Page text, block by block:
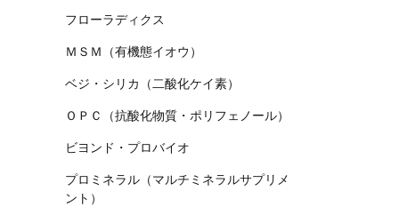
フローラディクス
ＭＳＭ（有機態イオウ）
ベジ・シリカ（二酸化ケイ素）
ＯＰＣ（抗酸化物質・ポリフェノール）
ビヨンド・プロバイオ
プロミネラル（マルチミネラルサプリメ
ント）